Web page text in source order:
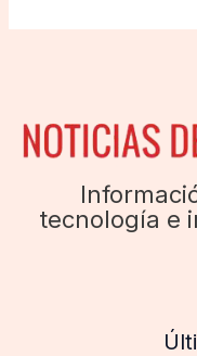
tecnología e